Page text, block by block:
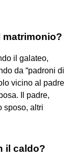
matrimonio?
il galateo,
da “padroni di
vicino al padre
Il padre,
sposo, altri
il caldo?